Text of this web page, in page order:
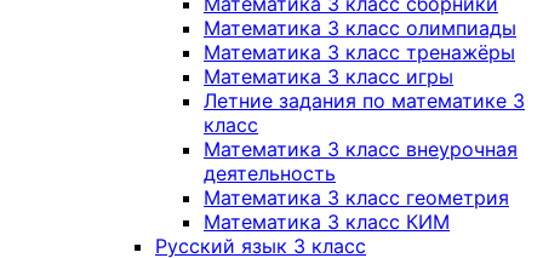
Математика 3 класс олимпиады
Математика 3 класс тренажёры
Математика 3 класс игры
Летние задания по математике 3
класс
Математика 3 класс внеурочная
деятельность
Математика 3 класс геометрия
Математика 3 класс КИМ
Русский язык 3 класс